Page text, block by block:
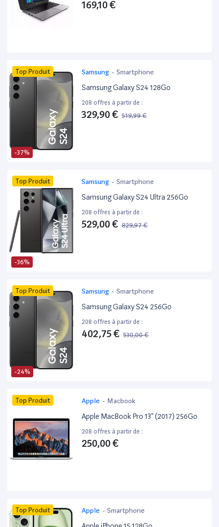
169,10 €
-37%
Top Produit Samsung - Smartphone
Samsung Galaxy S24 128Go
208 offres à partir de :
329,90 € 519,99 €
-36%
Top Produit Samsung - Smartphone
Samsung Galaxy S24 Ultra 256Go
208 offres à partir de :
529,00 € 829,97 €
-24%
Top Produit Samsung - Smartphone
Samsung Galaxy S24 256Go
208 offres à partir de :
402,75 € 530,00 €
Top Produit Apple - Macbook
Apple MacBook Pro 13” (2017) 256Go
208 offres à partir de :
250,00 €
Top Produit Apple - Smartphone